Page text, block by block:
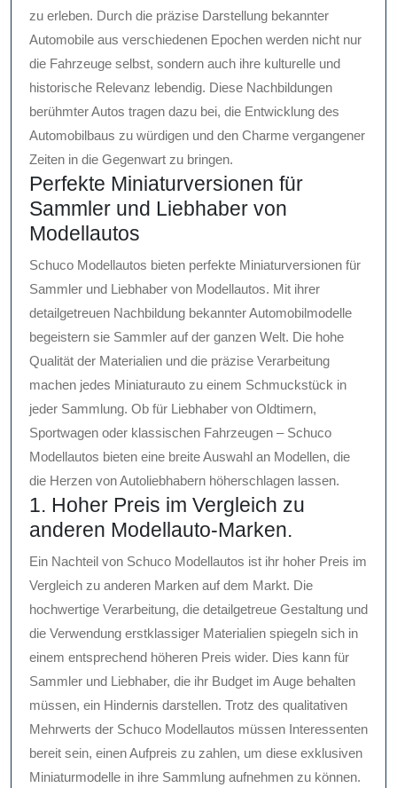
zu erleben. Durch die präzise Darstellung bekannter
Automobile aus verschiedenen Epochen werden nicht nur
die Fahrzeuge selbst, sondern auch ihre kulturelle und
historische Relevanz lebendig. Diese Nachbildungen
berühmter Autos tragen dazu bei, die Entwicklung des
Automobilbaus zu würdigen und den Charme vergangener
Zeiten in die Gegenwart zu bringen.
Perfekte Miniaturversionen für
Sammler und Liebhaber von
Modellautos
Schuco Modellautos bieten perfekte Miniaturversionen für
Sammler und Liebhaber von Modellautos. Mit ihrer
detailgetreuen Nachbildung bekannter Automobilmodelle
begeistern sie Sammler auf der ganzen Welt. Die hohe
Qualität der Materialien und die präzise Verarbeitung
machen jedes Miniaturauto zu einem Schmuckstück in
jeder Sammlung. Ob für Liebhaber von Oldtimern,
Sportwagen oder klassischen Fahrzeugen – Schuco
Modellautos bieten eine breite Auswahl an Modellen, die
die Herzen von Autoliebhabern höherschlagen lassen.
1. Hoher Preis im Vergleich zu
anderen Modellauto-Marken.
Ein Nachteil von Schuco Modellautos ist ihr hoher Preis im
Vergleich zu anderen Marken auf dem Markt. Die
hochwertige Verarbeitung, die detailgetreue Gestaltung und
die Verwendung erstklassiger Materialien spiegeln sich in
einem entsprechend höheren Preis wider. Dies kann für
Sammler und Liebhaber, die ihr Budget im Auge behalten
müssen, ein Hindernis darstellen. Trotz des qualitativen
Mehrwerts der Schuco Modellautos müssen Interessenten
bereit sein, einen Aufpreis zu zahlen, um diese exklusiven
Miniaturmodelle in ihre Sammlung aufnehmen zu können.